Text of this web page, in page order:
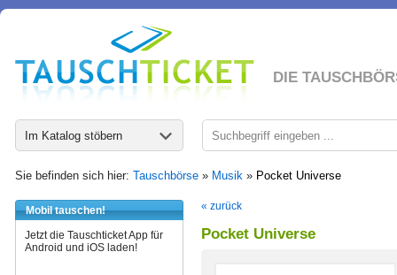
DIE
Im Katalog stöbern
Sie befinden sich hier: Tauschbörse » Musik » Pocket Universe
Mobil tauschen!
Jetzt die Tauschticket App für
Android und iOS laden!
« zurück
Pocket Universe